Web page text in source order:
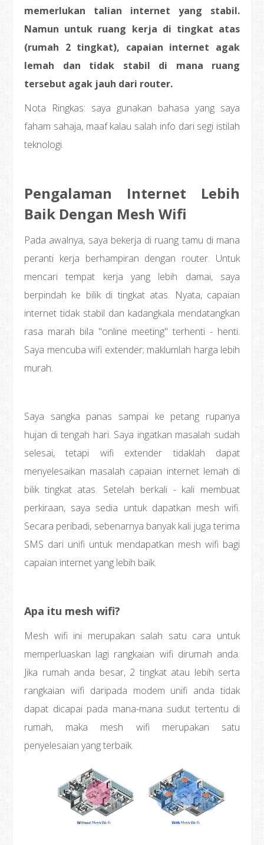
memerlukan talian internet yang stabil.
Namun untuk ruang kerja di tingkat atas
(rumah 2 tingkat), capaian internet agak
lemah dan tidak stabil di mana ruang
tersebut agak jauh dari router.
Nota Ringkas: saya gunakan bahasa yang saya
faham sahaja, maaf kalau salah info dari segi istilah
teknologi.
Pengalaman Internet Lebih
Baik Dengan Mesh Wifi
Pada awalnya, saya bekerja di ruang tamu di mana
peranti kerja berhampiran dengan router. Untuk
mencari tempat kerja yang lebih damai, saya
berpindah ke bilik di tingkat atas. Nyata, capaian
internet tidak stabil dan kadangkala mendatangkan
rasa marah bila "online meeting" terhenti - henti.
Saya mencuba wifi extender; maklumlah harga lebih
murah.
Saya sangka panas sampai ke petang rupanya
hujan di tengah hari. Saya ingatkan masalah sudah
selesai, tetapi wifi extender tidaklah dapat
menyelesaikan masalah capaian internet lemah di
bilik tingkat atas. Setelah berkali - kali membuat
perkiraan, saya sedia untuk dapatkan mesh wifi.
Secara peribadi, sebenarnya banyak kali juga terima
SMS dari unifi untuk mendapatkan mesh wifi bagi
capaian internet yang lebih baik.
Apa itu mesh wifi?
Mesh wifi ini merupakan salah satu cara untuk
memperluaskan lagi rangkaian wifi dirumah anda.
Jika rumah anda besar, 2 tingkat atau lebih serta
rangkaian wifi daripada modem unifi anda tidak
dapat dicapai pada mana-mana sudut tertentu di
rumah, maka mesh wifi merupakan satu
penyelesaian yang terbaik.